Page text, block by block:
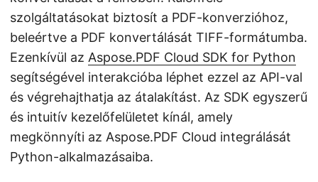
szolgáltatásokat biztosít a PDF-konverzióhoz,
beleértve a PDF konvertálását TIFF-formátumba.
Ezenkívül az Aspose.PDF Cloud SDK for Python
segítségével interakcióba léphet ezzel az API-val
és végrehajthatja az átalakítást. Az SDK egyszerű
és intuitív kezelőfelületet kínál, amely
megkönnyíti az Aspose.PDF Cloud integrálását
Python-alkalmazásaiba.